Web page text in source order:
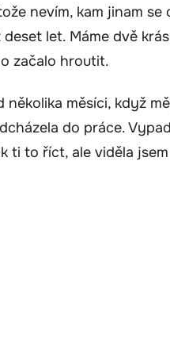
nevím, kam jinam
deset let. Máme dvě
začalo hroutit.
měsíci, když
do práce.
ti to říct, ale viděla